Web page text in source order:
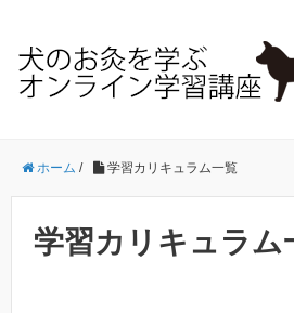
ホーム / 学習カリキュラム一覧
学習カリキュラム